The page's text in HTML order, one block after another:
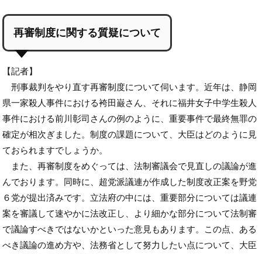
再審制度に関する質疑について
【記者】
刑事裁判をやり直す再審制度について伺います。近年は、静岡
県一家殺人事件における袴田巌さん、それに福井女子中学生殺人
事件における前川彰司さんの例のように、重要事件で最終無罪の
確定が相次ぎました。制度の課題について、大臣はどのように見
ておられますでしょうか。
また、再審制度をめぐっては、法制審議会で見直しの議論が進
んでおります。同時に、超党派議連が作成した制度改正案を野党
６党が提出済みです。立法府の中には、重要部分については議連
案を審議して速やかに法改正し、より細かな部分について法制審
で議論すべきではないかといった意見もあります。この点、ある
べき議論の進め方や、法務省として努力したい点について、大臣